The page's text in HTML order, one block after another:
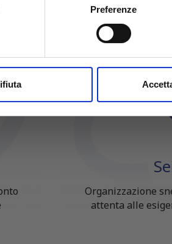
sulla tua posizione
vengono elaborati i tuoi dati
per personalizzare contenuti ed
dal tuo utilizzo dei loro servizi.
Preferenze
Organizzazione
attenta alle